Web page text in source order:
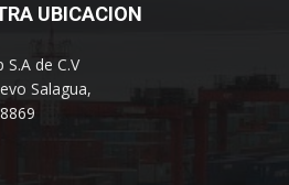
UBICACION
de C.V
Salagua,